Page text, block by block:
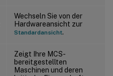
Wechseln Sie von der
Hardwareansicht zur
Standardansicht.
Zeigt Ihre MCS-
bereitgestellten
Maschinen und deren